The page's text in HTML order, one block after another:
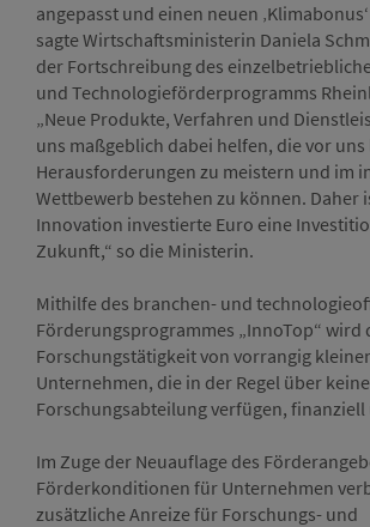
angepasst und einen neuen
sagte Wirtschaftsministerin Daniela
der Fortschreibung des
und Technologieförderprogramms
„Neue Produkte, Verfahren und
uns maßgeblich dabei helfen, die vor
Herausforderungen zu meistern und im
Wettbewerb bestehen zu können. Daher
Innovation investierte Euro eine
Zukunft,“ so die Ministerin.
Mithilfe des branchen- und
Förderungsprogrammes „InnoTop“ wird
Forschungstätigkeit von vorrangig
Unternehmen, die in der Regel über
Forschungsabteilung verfügen,
Im Zuge der Neuauflage des
Förderkonditionen für Unternehmen
zusätzliche Anreize für Forschungs- und